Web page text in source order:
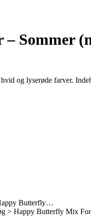
Sommer
og lyserøde farver.
Butterfly…
> Happy Butterfly Mix